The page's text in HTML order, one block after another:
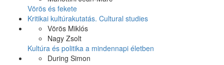
Vörös és fekete
Kritikai kultúrakutatás. Cultural studies
Vörös Miklós
Nagy Zsolt
Kultúra és politika a mindennapi életben
During Simon